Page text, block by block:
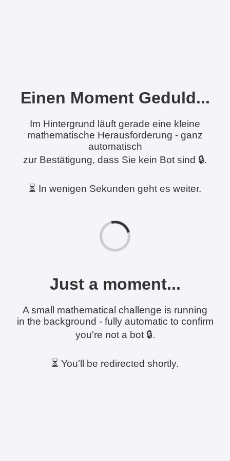
Einen Moment Geduld...
Im Hintergrund läuft gerade eine kleine
mathematische Herausforderung - ganz
automatisch
zur Bestätigung, dass Sie kein Bot sind 🔒.
⏳ In wenigen Sekunden geht es weiter.
Just a moment...
A small mathematical challenge is running
in the background - fully automatic to confirm
you're not a bot 🔒.
⏳ You'll be redirected shortly.